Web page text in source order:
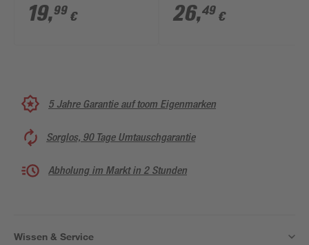
19,99 €
160 mm
26,49 €
5 Jahre Garantie auf toom Eigenmarken
Sorglos, 90 Tage Umtauschgarantie
Abholung im Markt in 2 Stunden
Wissen & Service